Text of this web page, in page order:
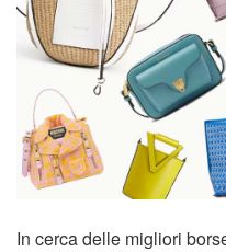
In cerca delle migliori